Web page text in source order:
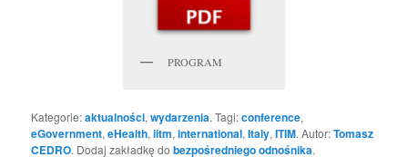
PROGRAM
Kategorie:aktualności,wydarzenia. Tagi:conference,
eGovernment,eHealth,iitm,international,Italy,ITIM. Autor:Tomasz
CEDRO. Dodaj zakładkę dobezpośredniego odnośnika.